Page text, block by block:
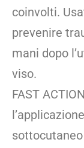
coinvolti.
prevenire
mani dopo
viso.
FAST